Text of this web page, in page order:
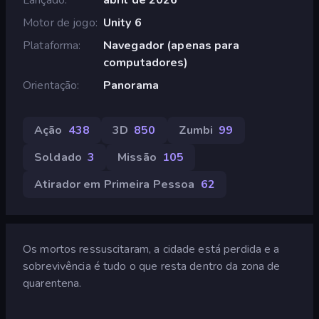
Motor de jogo Unity 6
Plataforma
Navegador (apenas para
computadores)
Orientação
Panorama
Ação 438 3D 850 Zumbi 99
Soldado 3 Missão 105
Atirador em Primeira Pessoa 62
Os mortos ressuscitaram, a cidade está perdida e a
sobrevivência é tudo o que resta dentro da zona de
quarentena.